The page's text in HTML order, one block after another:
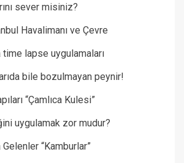
sever misiniz?
Havalimanı ve Çevre
time lapse uygulamaları
bile bozulmayan peynir!
“Çamlıca Kulesi”
uygulamak zor mudur?
Gelenler “Kamburlar”​